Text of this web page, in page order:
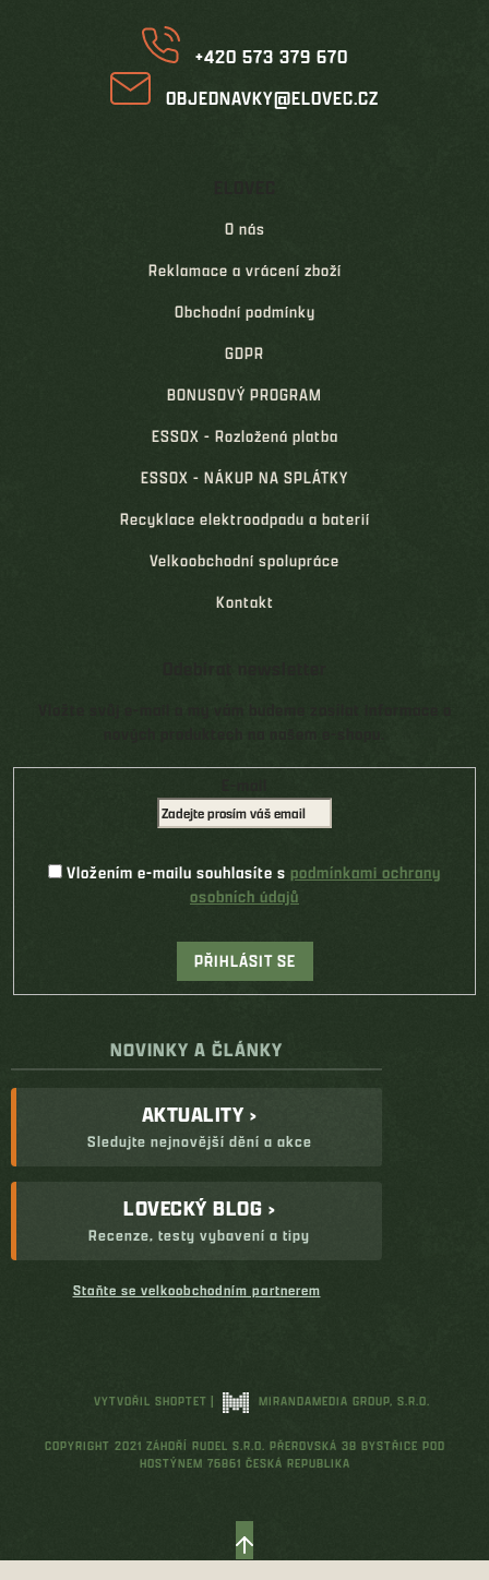
+420 573 379 670
OBJEDNAVKY@ELOVEC.CZ
O nás
Reklamace a vrácení zboží
Obchodní podmínky
GDPR
BONUSOVÝ PROGRAM
ESSOX - Rozložená platba
ESSOX - NÁKUP NA SPLÁTKY
Recyklace elektroodpadu a baterií
Velkoobchodní spolupráce
Kontakt
Vložením e-mailu souhlasíte s podmínkami ochrany
osobních údajů
PŘIHLÁSIT SE
NOVINKY A ČLÁNKY
AKTUALITY ›
Sledujte nejnovější dění a akce
LOVECKÝ BLOG ›
Recenze, testy vybavení a tipy
Staňte se velkoobchodním partnerem
VYTVOŘIL SHOPTET | MIRANDAMEDIA GROUP, S.R.O.
COPYRIGHT 2021 ZÁHOŘÍ RUDEL S.R.O. PŘEROVSKÁ 38 BYSTŘICE POD
HOSTÝNEM 76861 ČESKÁ REPUBLIKA